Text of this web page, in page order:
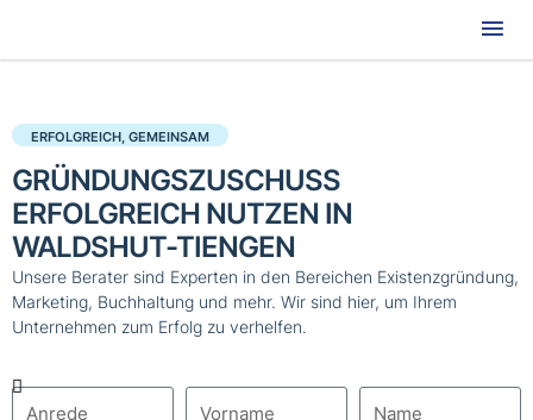
ERFOLGREICH, GEMEINSAM
GRÜNDUNGSZUSCHUSS
ERFOLGREICH NUTZEN IN
WALDSHUT-TIENGEN
Unsere Berater sind Experten in den Bereichen Existenzgründung,
Marketing, Buchhaltung und mehr. Wir sind hier, um Ihrem
Unternehmen zum Erfolg zu verhelfen.